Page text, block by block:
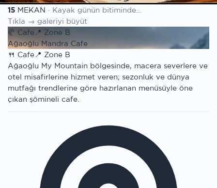
Mekan listesi
15 MEKAN · Kayak günün bitiminde…
Tıkla → galeriyi büyüt
🥐 Cafe 📍 Zone B
Ağaoğlu Mandra Cafe
🍴 Cafe📍 Zone B
Ağaoğlu My Mountain bölgesinde, macera severlere ve
otel misafirlerine hizmet veren; sezonluk ve dünya
mutfağı trendlerine göre hazırlanan menüsüyle öne
çıkan şömineli cafe.